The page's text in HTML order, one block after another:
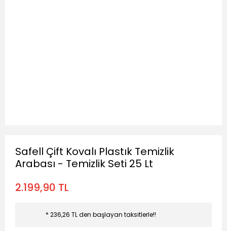
Safell Çift Kovalı Plastık Temizlik
Arabası - Temizlik Seti 25 Lt
2.199,90 TL
* 236,26 TL den başlayan taksitlerle!!